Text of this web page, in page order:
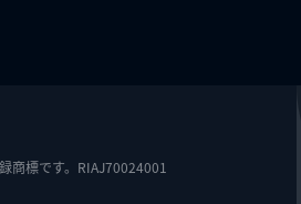
商標です。RIAJ70024001